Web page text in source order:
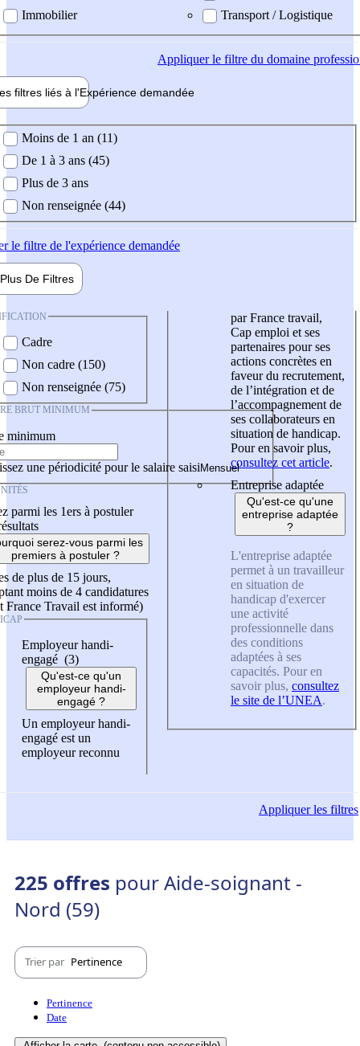
Immobilier
Transport / Logistique
Appliquerle filtre du domaine
filtres liés à l'Expérience demandée
demandée
Moins de 1 an (11)
De 1 à 3 ans (45)
Plus de 3 ans
Non renseignée (44)
le filtre de l'expérience demandée
Plus De Filtres
Cadre
Non cadre (150)
Non renseignée (75)
BRUT MINIMUM
minimum
une périodicité pour le salaire saisi
parmi les 1ers à postuler
serez-vous parmi les
premiers à postuler ?
de plus de 15 jours,
moins de 4 candidatures
France Travail est informé)
Employeur handi-
engagé (3)
Qu'est-ce qu'un
employeur handi-
engagé ?
Un employeur handi-
engagé est un
employeur reconnu
par France travail,
Cap emploi et ses
partenaires pour ses
actions concrètes en
faveur du recrutement,
de l’intégration et de
l’accompagnement de
ses collaborateurs en
situation de handicap.
Pour en savoir plus,
consultez cet article.
Entreprise adaptée
Qu'est-ce qu'une
entreprise adaptée
?
L'entreprise adaptée
permet à un travailleur
en situation de
handicap d'exercer
une activité
professionnelle dans
des conditions
adaptées à ses
capacités. Pour en
savoir plus, consultez
le site de l’UNEA.
Appliquerles filtres
225 offres pour Aide-soignant -
Nord (59)
Trier par Pertinence
Pertinence
Date